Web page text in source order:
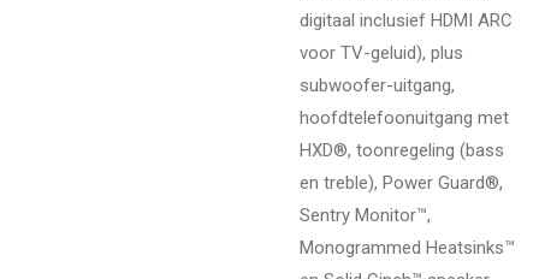
digitaal inclusief HDMI ARC
voor TV-geluid), plus
subwoofer-uitgang,
hoofdtelefoonuitgang met
HXD®, toonregeling (bass
en treble), Power Guard®,
Sentry Monitor™,
Monogrammed Heatsinks™